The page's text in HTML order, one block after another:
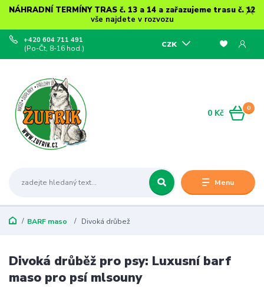
NÁHRADNÍ TERMÍNY TRAS č. 13 a 14 a zařazujeme trasu č. 12
vše najdete v rozvozu
Menu
CZK
+420 604 711 491
(Po-Čt, 8-16 hod.)
0
0 Kč
BARF maso Divoká drůbež
Divoká drůběž pro psy: Luxusní barf
maso pro psí mlsouny